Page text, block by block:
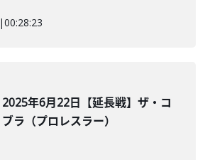
|00:28:23
2025年6月22日【延長戦】ザ・コ
ブラ（プロレスラー）